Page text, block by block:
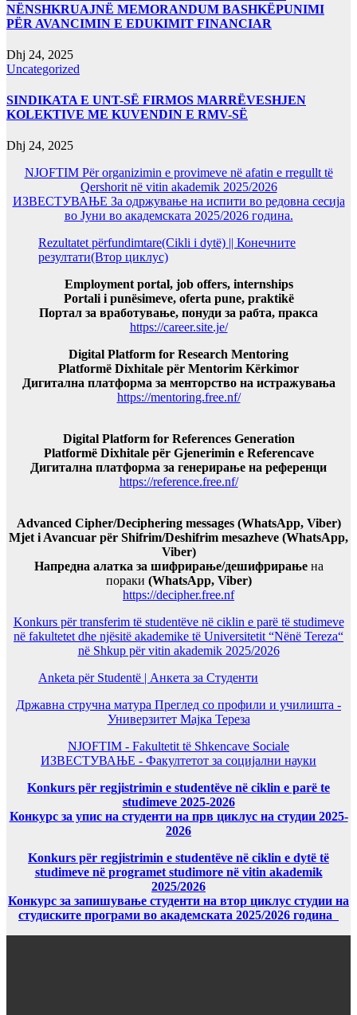
NËNSHKRUAJNË MEMORANDUM BASHKËPUNIMI
PËR AVANCIMIN E EDUKIMIT FINANCIAR
Dhj 24, 2025
Uncategorized
SINDIKATA E UNT-SË FIRMOS MARRËVESHJEN
KOLEKTIVE ME KUVENDIN E RMV-SË
Dhj 24, 2025
NJOFTIM Për organizimin e provimeve në afatin e rregullt të
Qershorit në vitin akademik 2025/2026
ИЗВЕСТУВАЊЕ За одржување на испити во редовна сесија
во Јуни во академската 2025/2026 година.
Rezultatet përfundimtare(Cikli i dytë) || Конечните
резултати(Втор циклус)
Employment portal, job offers, internships
Portali i punësimeve, oferta pune, praktikë
Портал за вработување, понуди за рабта, пракса
https://career.site.je/
Digital Platform for Research Mentoring
Platformë Dixhitale për Mentorim Kërkimor
Дигитална платформа за менторство на истражувања
https://mentoring.free.nf/
Digital Platform for References Generation
Platformë Dixhitale për Gjenerimin e Referencave
Дигитална платформа за генерирање на референци
https://reference.free.nf/
Advanced Cipher/Deciphering messages (WhatsApp, Viber)
Mjet i Avancuar për Shifrim/Deshifrim mesazheve (WhatsApp,
Viber)
Напредна алатка за шифрирање/дешифрирањена
пораки (WhatsApp, Viber)
https://decipher.free.nf
Konkurs për transferim të studentëve në ciklin e parë të studimeve
në fakultetet dhe njësitë akademike të Universitetit “Nënë Tereza“
në Shkup për vitin akademik 2025/2026
Anketa për Studentë | Анкета за Студенти
Државна стручна матура Преглед со профили и училишта -
Универзитет Мајка Тереза
NJOFTIM - Fakultetit të Shkencave Sociale
ИЗВЕСТУВАЊЕ - Факултетот за социјални науки
Konkurs për regjistrimin e studentëve në ciklin e parë te
studimeve 2025-2026
Конкурс за упис на студенти на прв циклус на студии 2025-
2026
Konkurs për regjistrimin e studentëve në ciklin e dytë të
studimeve në programet studimore në vitin akademik
2025/2026
Конкурс за запишување студенти на втор циклус студии на
студиските програми во академската 2025/2026 година